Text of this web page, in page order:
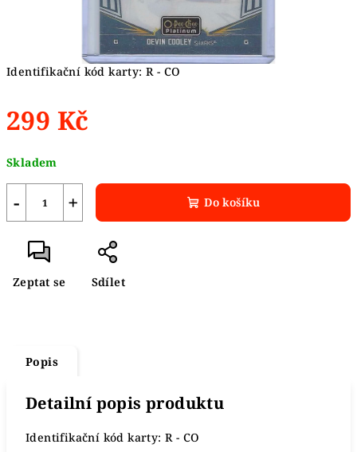
Identifikační kód karty: R - CO
299 Kč
cena:
Skladem
+
− Do košíku
Zeptat se Sdílet
Popis
Detailní popis produktu
Identifikační kód karty: R - CO